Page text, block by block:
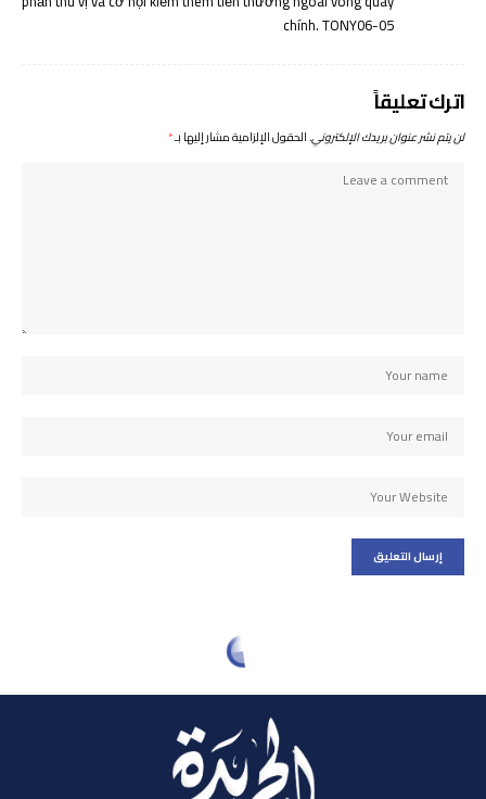
chính. TONY06-05
اترك تعليقاً
لن يتم نشر عنوان بريدك الإلكتروني.الحقول الإلزامية مشار إليها بـ*